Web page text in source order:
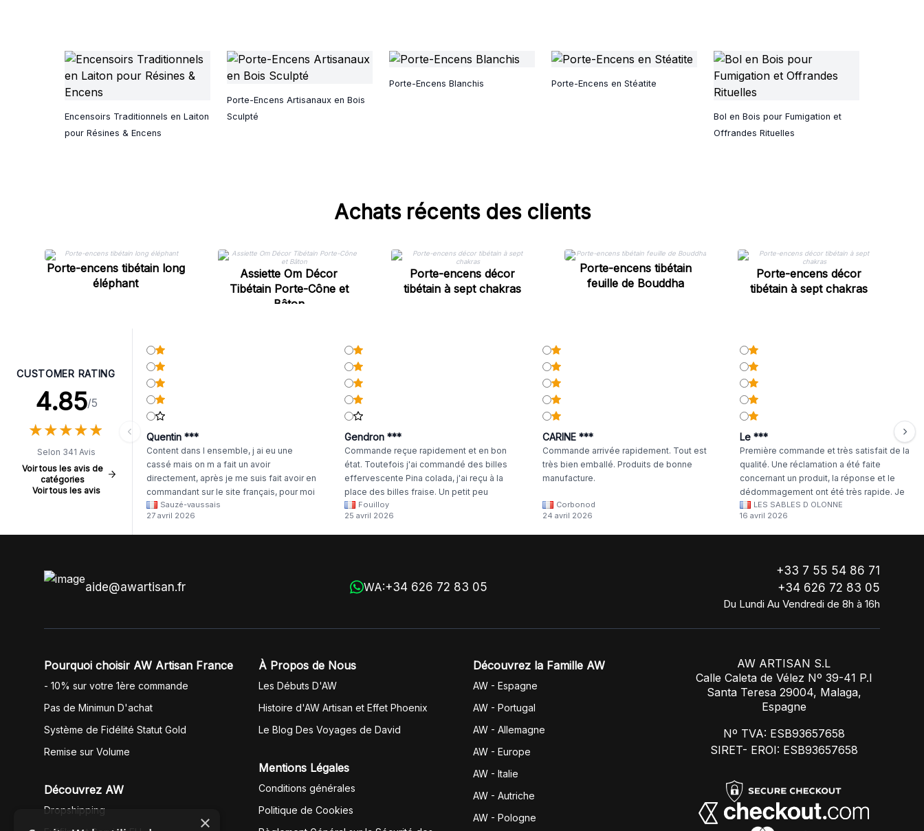
Encensoirs Traditionnels en Laiton
pour Résines & Encens
Porte-Encens Artisanaux en Bois
Sculpté
Porte-Encens Blanchis Porte-Encens en Stéatite
Bol en Bois pour Fumigation et
Offrandes Rituelles
Achats récents des clients
Porte-encens tibétain long
éléphant
Assiette Om Décor
Tibétain Porte-Cône et
Bâton
Porte-encens décor
tibétain à sept chakras
Porte-encens tibétain
feuille de Bouddha
Porte-encens décor
tibétain à sept chakras
CUSTOMER RATING
4.85/5
★★★★★
★★★★★
Selon 341 Avis
Voir tous les avis de
catégories
Voir tous les avis
Quentin ***
Content dans l ensemble, j ai eu une
cassé mais on m a fait un avoir
directement, après je me suis fait avoir en
commandant sur le site français, pour moi
il était évident que les produits était de la
même langue mais raté tout est en
anglais.
Sauzé-vaussais
27 avril 2026
Gendron ***
Commande reçue rapidement et en bon
état. Toutefois j'ai commandé des billes
effervescente Pina colada, j'ai reçu à la
place des billes fraise. Un petit peu
dommage
Fouilloy
25 avril 2026
CARINE ***
Commande arrivée rapidement. Tout est
très bien emballé. Produits de bonne
manufacture.
Corbonod
24 avril 2026
Le ***
Première commande et très satisfait de la
qualité. Une réclamation a été faite
concernant un produit, la réponse et le
dédommagement ont été très rapide. Je
continuerai à commander chez WA Artisan
!
LES SABLES D OLONNE
16 avril 2026
aide@awartisan.fr WA:+34 626 72 83 05
+33 7 55 54 86 71
+34 626 72 83 05
Du Lundi Au Vendredi de 8h à 16h
Pourquoi choisir AW Artisan France
- 10% sur votre 1ère commande
Pas de Minimun D'achat
Système de Fidélité Statut Gold
Remise sur Volume
Découvrez AW
Dropshipping
À Propos de Nous
Les Débuts D'AW
Histoire d'AW Artisan et Effet Phoenix
Le Blog Des Voyages de David
Mentions Légales
Conditions générales
Politique de Cookies
Découvrez la Famille AW
AW - Espagne
AW - Portugal
AW - Allemagne
AW - Europe
AW - Italie
AW - Autriche
AW - Pologne
AW ARTISAN S.L
Calle Caleta de Vélez Nº 39-41 P.I
Santa Teresa 29004, Malaga,
Espagne
Nº TVA: ESB93657658
SIRET- EROI: ESB93657658
×